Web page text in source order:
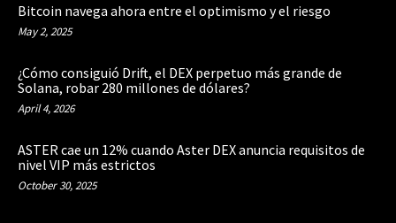
Bitcoin navega ahora entre el optimismo y el riesgo
May 2, 2025
¿Cómo consiguió Drift, el DEX perpetuo más grande de
Solana, robar 280 millones de dólares?
April 4, 2026
ASTER cae un 12% cuando Aster DEX anuncia requisitos de
nivel VIP más estrictos
October 30, 2025